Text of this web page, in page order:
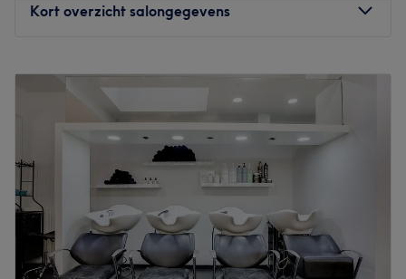
Kort overzicht salongegevens
Dinsdag
19:00
Woensdag
10:00
Donderdag
10:00– 20:00
10:00–18:00
Een nieuwe look? Dan is JOENAIT, kampioen van België,
de geknipte man voor de job! Hij behaalde in april 2015